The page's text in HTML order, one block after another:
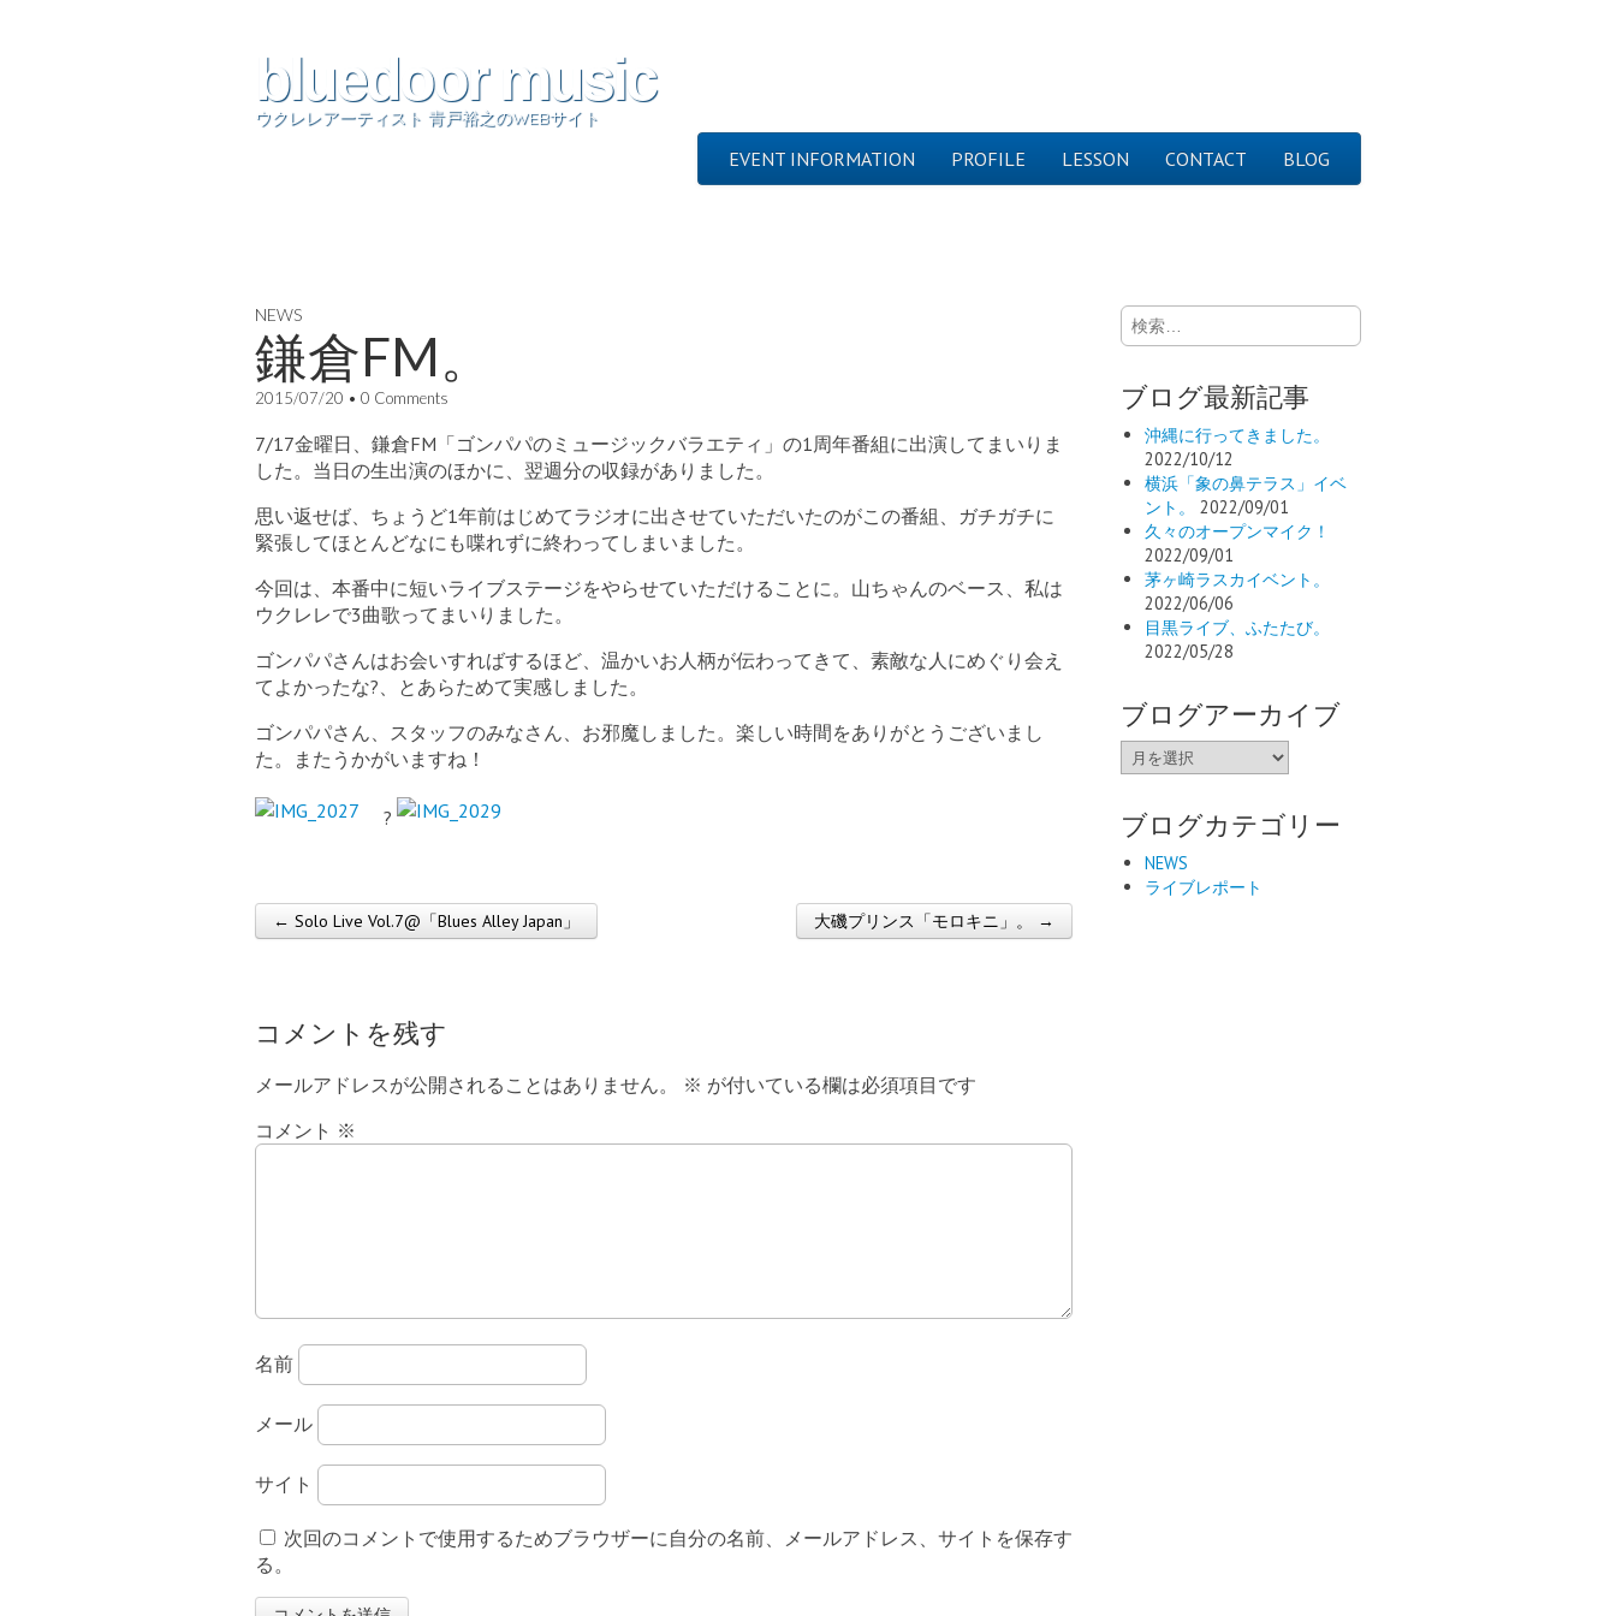
bluedoor music
ウクレレアーティスト 青戸裕之のWEBサイト
Main menu
Skip to content
EVENT INFORMATION PROFILE LESSON CONTACT BLOG
NEWS
鎌倉FM。
2015/07/20 • 0 Comments
7/17金曜日、鎌倉FM「ゴンパパのミュージックバラエティ」の1周年番組に出演してまいりま
した。当日の生出演のほかに、翌週分の収録がありました。
思い返せば、ちょうど1年前はじめてラジオに出させていただいたのがこの番組、ガチガチに
緊張してほとんどなにも喋れずに終わってしまいました。
今回は、本番中に短いライブステージをやらせていただけることに。山ちゃんのベース、私は
ウクレレで3曲歌ってまいりました。
ゴンパパさんはお会いすればするほど、温かいお人柄が伝わってきて、素敵な人にめぐり会え
てよかったな?、とあらためて実感しました。
ゴンパパさん、スタッフのみなさん、お邪魔しました。楽しい時間をありがとうございまし
た。またうかがいますね！
?
Post navigation
← Solo Live Vol.7@「Blues Alley Japan」 大磯プリンス「モロキニ」。 →
コメントを残す
メールアドレスが公開されることはありません。 ※ が付いている欄は必須項目です
コメント ※
名前
メール
サイト
次回のコメントで使用するためブラウザーに自分の名前、メールアドレス、サイトを保存す
る。
検
索:
ブログ最新記事
沖縄に行ってきました。
2022/10/12
横浜「象の鼻テラス」イベ
ント。
2022/09/01
久々のオープンマイク！
2022/09/01
茅ヶ崎ラスカイベント。
2022/06/06
目黒ライブ、ふたたび。
2022/05/28
ブログアーカイブ
ブ
ロ
ア
カ
イ
ブログカテゴリー
NEWS
ライブレポート